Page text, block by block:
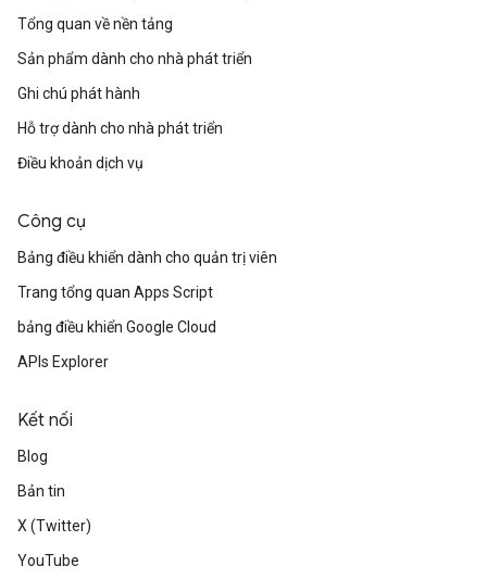
Tổng quan về nền tảng
Sản phẩm dành cho nhà phát triển
Ghi chú phát hành
Hỗ trợ dành cho nhà phát triển
Điều khoản dịch vụ
Công cụ
Bảng điều khiển dành cho quản trị viên
Trang tổng quan Apps Script
bảng điều khiển Google Cloud
APIs Explorer
Kết nối
Blog
Bản tin
X (Twitter)
YouTube